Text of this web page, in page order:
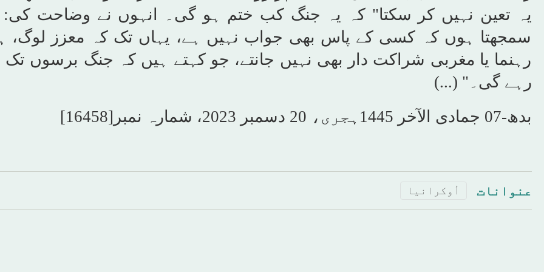
یہ تعین نہیں کر سکتا" کہ یہ جنگ کب ختم ہو گی۔ انہوں نے وضاحت کی:
سمجھتا ہوں کہ کسی کے پاس بھی جواب نہیں ہے، یہاں تک کہ معزز لوگ،
رہنما یا مغربی شراکت دار بھی نہیں جانتے، جو کہتے ہیں کہ جنگ برسوں تک
رہے گی۔" (...)
بدھ-07 جمادى الآخر 1445ہجری، 20 دسمبر 2023، شمارہ نمبر[16458]
عنوانات أوكرانيا